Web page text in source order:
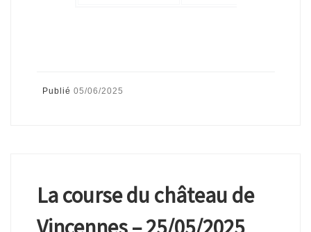
Publié 05/06/2025
La course du château de